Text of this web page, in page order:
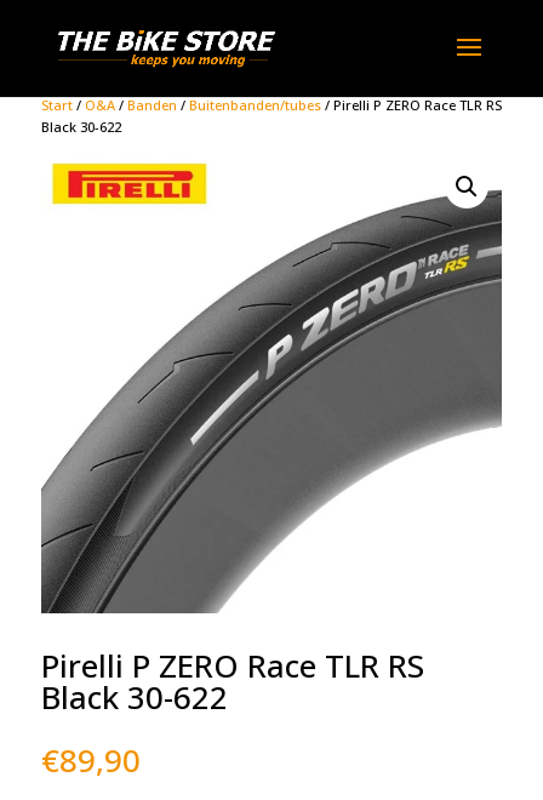
Start/ O&A/ Banden / Buitenbanden/tubes/ Pirelli P ZERO Race TLR RS
Black 30-622
Pirelli P ZERO Race TLR RS
Black 30-622
€89,90